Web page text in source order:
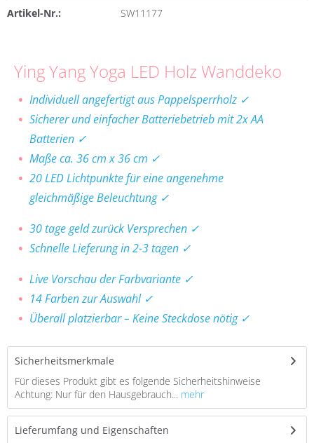
Artikel-Nr.: SW11177
Ying Yang Yoga LED Holz Wanddeko
Individuell angefertigt aus Pappelsperrholz ✓
Sicherer und einfacher Batteriebetrieb mit 2x AA
Batterien ✓
Maße ca. 36 cm x 36 cm ✓
20 LED Lichtpunkte für eine angenehme
gleichmäßige Beleuchtung ✓
30 tage geld zurück Versprechen ✓
Schnelle Lieferung in 2-3 tagen ✓
Live Vorschau der Farbvariante ✓
14 Farben zur Auswahl ✓
Überall platzierbar – Keine Steckdose nötig ✓
Sicherheitsmerkmale
Für dieses Produkt gibt es folgende Sicherheitshinweise
Achtung: Nur für den Hausgebrauch... mehr
Lieferumfang und Eigenschaften